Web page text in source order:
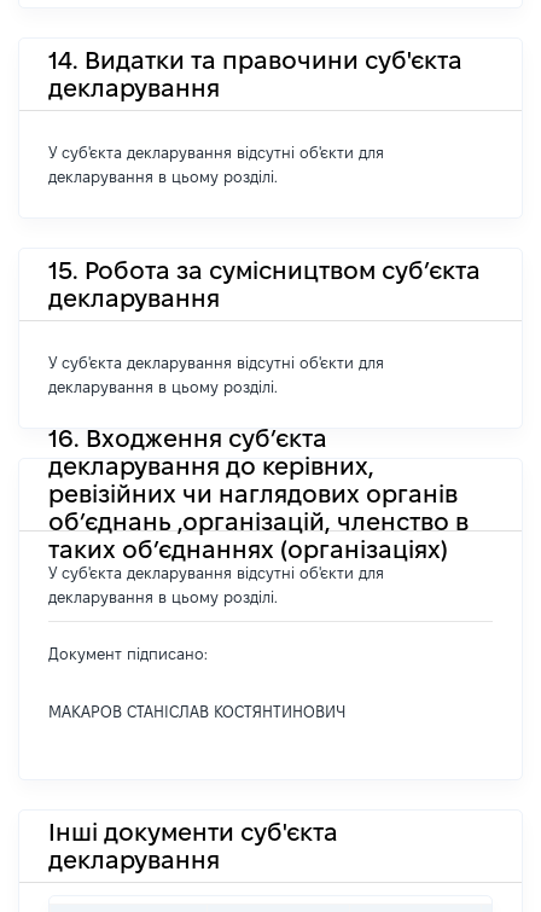
14. Видатки та правочини суб'єкта
декларування
У суб'єкта декларування відсутні об'єкти для
декларування в цьому розділі.
15. Робота за сумісництвом суб’єкта
декларування
У суб'єкта декларування відсутні об'єкти для
декларування в цьому розділі.
16. Входження суб’єкта
декларування до керівних,
ревізійних чи наглядових органів
об’єднань ,організацій, членство в
таких об’єднаннях (організаціях)
У суб'єкта декларування відсутні об'єкти для
декларування в цьому розділі.
Документ підписано:
МАКАРОВ СТАНІСЛАВ КОСТЯНТИНОВИЧ
Інші документи суб'єкта
декларування